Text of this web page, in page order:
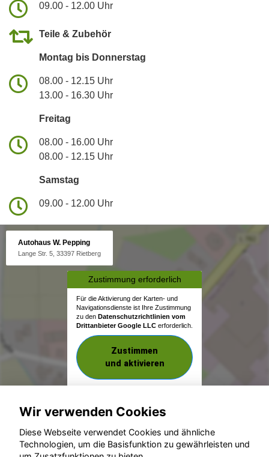
09.00 - 12.00 Uhr
Teile & Zubehör
Montag bis Donnerstag
08.00 - 12.15 Uhr
13.00 - 16.30 Uhr
Freitag
08.00 - 16.00 Uhr
08.00 - 12.15 Uhr
Samstag
09.00 - 12.00 Uhr
Autohaus W. Pepping
Lange Str. 5, 33397 Rietberg
Zustimmung erforderlich
Für die Aktivierung der Karten- und
Navigationsdienste ist Ihre Zustimmung
zu den Datenschutzrichtlinien vom
Drittanbieter Google LLC erforderlich.
Zustimmen
und aktivieren
Wir verwenden Cookies
Diese Webseite verwendet Cookies und ähnliche
Technologien, um die Basisfunktion zu gewährleisten und